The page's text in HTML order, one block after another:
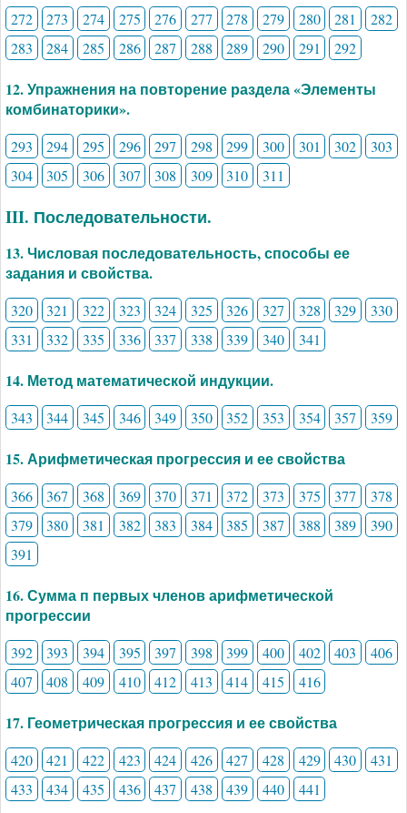
272 273 274 275 276 277 278 279 280 281
282
283
284 285 286 287 288 289 290 291 292
12. Упражнения на повторение раздела «Элементы
комбинаторики».
293 294 295 296 297 298 299 300 301 302
303
304
305 306 307 308 309 310 311
III. Последовательности.
13. Числовая последовательность, способы ее
задания и свойства.
320 321 322 323 324 325 326 327 328 329
330
331
332 335 336 337 338 339 340 341
14. Метод математической индукции.
343 344 345 346 349 350 352 353 354 357 359
15. Арифметическая прогрессия и ее свойства
366 367 368 369 370 371 372 373 375 377
378
379
380 381 382 383 384 385 387 388 389
390
391
16. Сумма п первых членов арифметической
прогрессии
392 393 394 395 397 398 399 400 402 403
406
407
408 409 410 412 413 414 415 416
17. Геометрическая прогрессия и ее свойства
420 421 422 423 424 426 427 428 429 430
431
433
434 435 436 437 438 439 440 441